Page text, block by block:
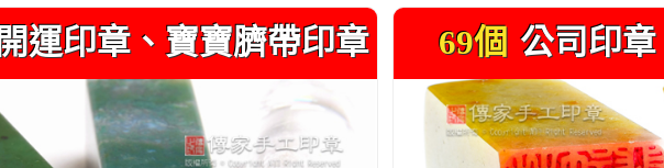
開運印章、寶寶臍帶印章 69個 公司印